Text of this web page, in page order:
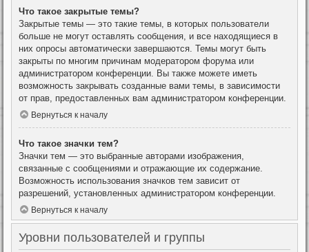
Что такое закрытые темы?
Закрытые темы — это такие темы, в которых пользователи
больше не могут оставлять сообщения, и все находящиеся в
них опросы автоматически завершаются. Темы могут быть
закрыты по многим причинам модератором форума или
администратором конференции. Вы также можете иметь
возможность закрывать созданные вами темы, в зависимости
от прав, предоставленных вам администратором конференции.
Вернуться к началу
Что такое значки тем?
Значки тем — это выбранные авторами изображения,
связанные с сообщениями и отражающие их содержание.
Возможность использования значков тем зависит от
разрешений, установленных администратором конференции.
Вернуться к началу
Уровни пользователей и группы